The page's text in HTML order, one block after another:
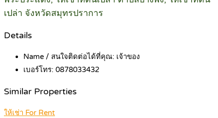
เปล่า จังหวัดสมุทรปราการ
Details
Name / สนใจติดต่อได้ที่คุณ: เจ้าของ
เบอร์โทร: 0878033432
Similar Properties
ให้เช่า For Rent